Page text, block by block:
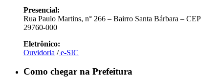
Presencial:
Rua Paulo Martins, n° 266 – Bairro Santa Bárbara – CEP
29760-000
Eletrônico:
Ouvidoria /e-SIC
Como chegar na Prefeitura